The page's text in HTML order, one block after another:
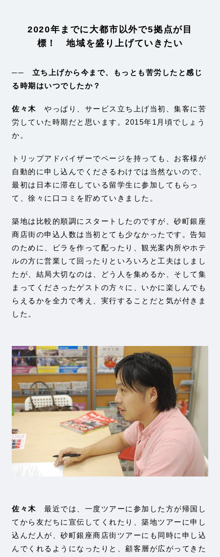
2020年までに大都市以外で5拠点が目
標！ 地域を盛り上げていきたい
── 立ち上げから今まで、もっとも苦労したと感じ
る時期はいつでしたか？
佐々木 やっぱり、サービス立ち上げ当初、集客に苦
労していた時期だと思います。2015年1月頃でしょう
か。
トリップアドバイザーでページを持っても、お客様が
自動的に申し込んでくださるわけでは当然ないので、
最初は日本に滞在している留学生に参加してもらっ
て、徐々に口コミを貯めていきました。
築地は比較的順調にスタートしたのですが、砂町銀座
商店街の申込人数は当初とても少なかったです。告知
のために、ビラを作って配ったり、観光案内所やホテ
ルの方に営業して回ったりといろいろと工夫はしまし
たが、結局大切なのは、どう人を集めるか、そして集
まってくださったゲストの方々に、いかに楽しんでも
らえるかを全力で考え、実行することだと気が付きま
した。
佐々木 最近では、一度ツアーに参加した方が帰国し
てから友だちに宣伝してくれたり、築地ツアーに申し
込んだ人が、砂町銀座商店街ツアーにも同時に申し込
んでくれるようになったりと、顧客層が広がってきた